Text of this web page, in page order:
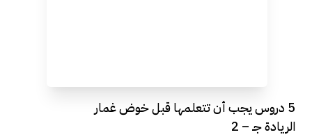
5 دروس يجب أن تتعلمها قبل خوض غمار
الريادة جـ – 2